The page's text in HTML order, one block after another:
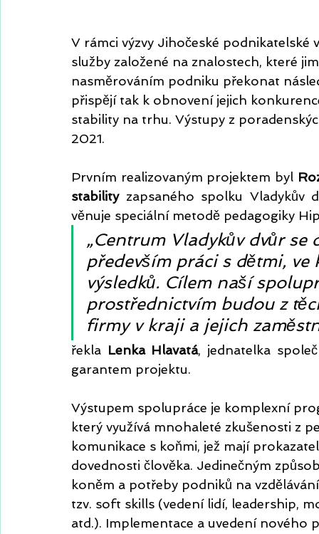
V rámci výzvy Jihočeské
služby založené na znalostech, které
nasměrováním podniku překonat
přispějí tak k obnovení jejich
stability na trhu. Výstupy z
2021.
Prvním realizovaným projektem byl
stability zapsaného spolku Vladykův
věnuje speciální metodě pedagogiky
„Centrum Vladykův dvůr
především práci s dětmi,
výsledků. Cílem naší
prostřednictvím budou z
firmy v kraji a jejich
řekla Lenka Hlavatá, jednatelka
garantem projektu.
Výstupem spolupráce je komplexní
který využívá mnohaleté zkušenosti z
komunikace s koňmi, jež mají
dovednosti člověka. Jedinečným
koněm a potřeby podniků na
tzv. soft skills (vedení lidí, leadership,
atd.). Implementace a uvedení